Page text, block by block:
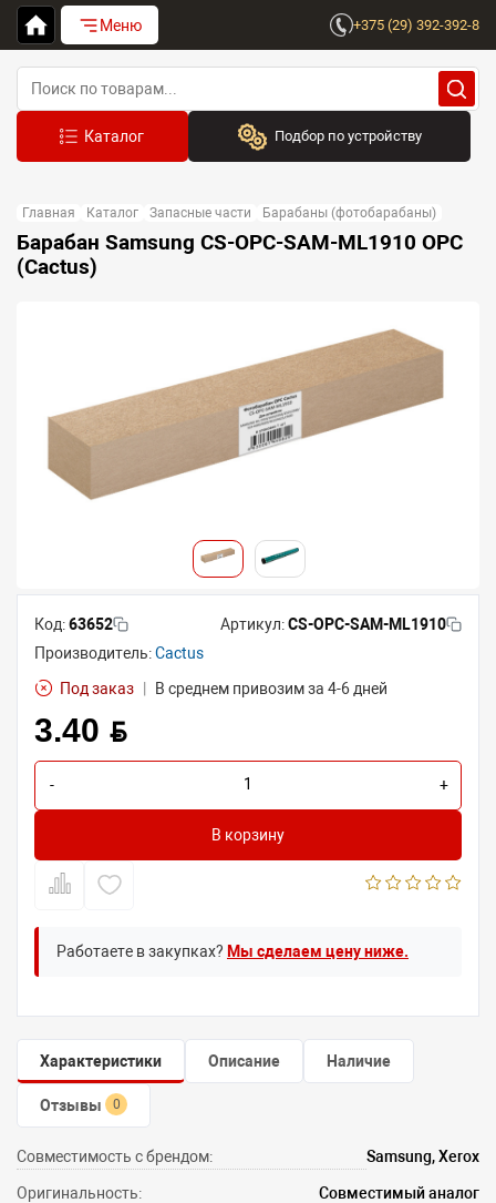
Меню +375 (29) 392-392-8
Подбор по устройству
Выберите бренд
Главная Каталог Запасные части Барабаны (фотобарабаны)
Барабан Samsung CS-OPC-SAM-ML1910 OPC
(Cactus)
Код:63652 Артикул:CS-OPC-SAM-ML1910
Производитель:Cactus
Под заказ
В среднем привозим за 4-6 дней
3.40 BYN
- +
В корзину
Работаете в закупках? Мы сделаем цену ниже.
Характеристики Описание Наличие
Отзывы 0
Совместимость с брендом: Samsung, Xerox
Оригинальность: Совместимый аналог